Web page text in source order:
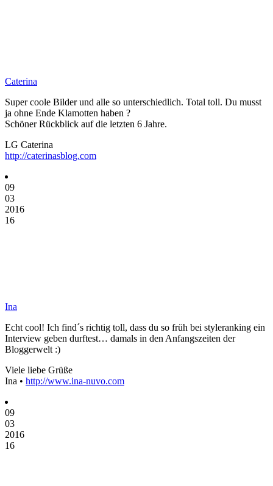
Caterina
Super coole Bilder und alle so unterschiedlich. Total toll. Du musst
ja ohne Ende Klamotten haben ?
Schöner Rückblick auf die letzten 6 Jahre.
LG Caterina
http://caterinasblog.com
09
03
2016
16
Ina
Echt cool! Ich find´s richtig toll, dass du so früh bei styleranking ein
Interview geben durftest… damals in den Anfangszeiten der
Bloggerwelt :)
Viele liebe Grüße
Ina • http://www.ina-nuvo.com
09
03
2016
16